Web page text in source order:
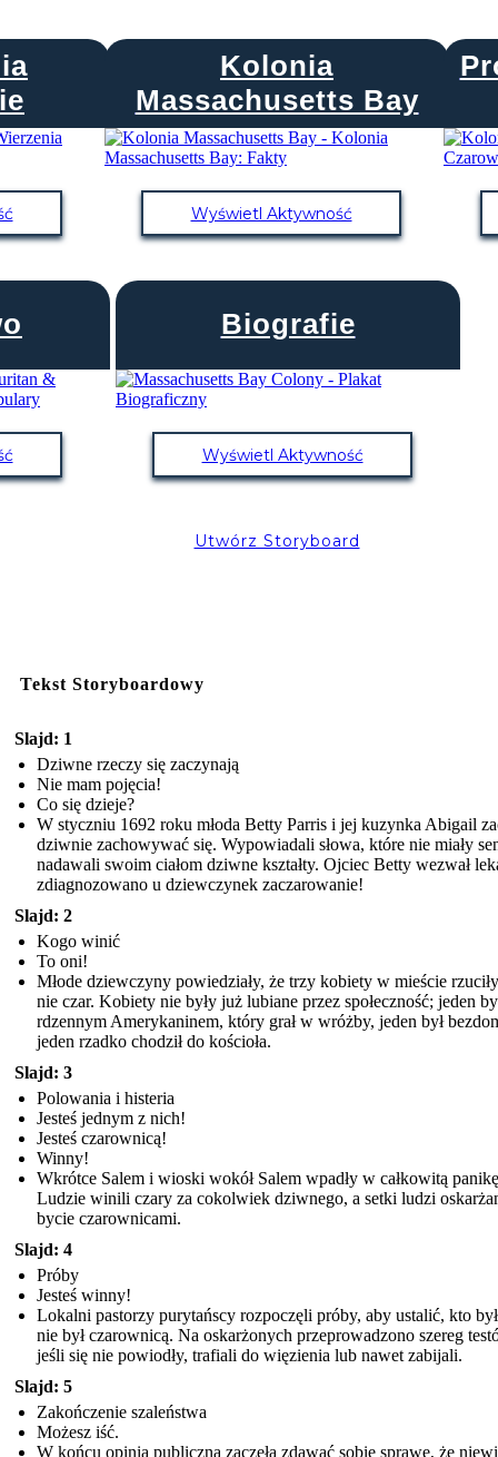
Kolonia
Massachusetts Bay
Wyświetl Aktywność
Biografie
Wyświetl Aktywność
Utwórz Storyboard
Tekst Storyboardowy
Slajd: 1
Dziwne rzeczy się zaczynają
Nie mam pojęcia!
Co się dzieje?
W styczniu 1692 roku młoda Betty Parris i jej kuzynka Abigail
dziwnie zachowywać się. Wypowiadali słowa, które nie miały
nadawali swoim ciałom dziwne kształty. Ojciec Betty wezwał
zdiagnozowano u dziewczynek zaczarowanie!
Slajd: 2
Kogo winić
To oni!
Młode dziewczyny powiedziały, że trzy kobiety w mieście
nie czar. Kobiety nie były już lubiane przez społeczność; jeden
rdzennym Amerykaninem, który grał w wróżby, jeden był
jeden rzadko chodził do kościoła.
Slajd: 3
Polowania i histeria
Jesteś jednym z nich!
Jesteś czarownicą!
Winny!
Wkrótce Salem i wioski wokół Salem wpadły w całkowitą
Ludzie winili czary za cokolwiek dziwnego, a setki ludzi
bycie czarownicami.
Slajd: 4
Próby
Jesteś winny!
Lokalni pastorzy purytańscy rozpoczęli próby, aby ustalić, kto
nie był czarownicą. Na oskarżonych przeprowadzono szereg
jeśli się nie powiodły, trafiali do więzienia lub nawet zabijali.
Slajd: 5
Zakończenie szaleństwa
Możesz iść.
W końcu opinia publiczna zaczęła zdawać sobie sprawę, że